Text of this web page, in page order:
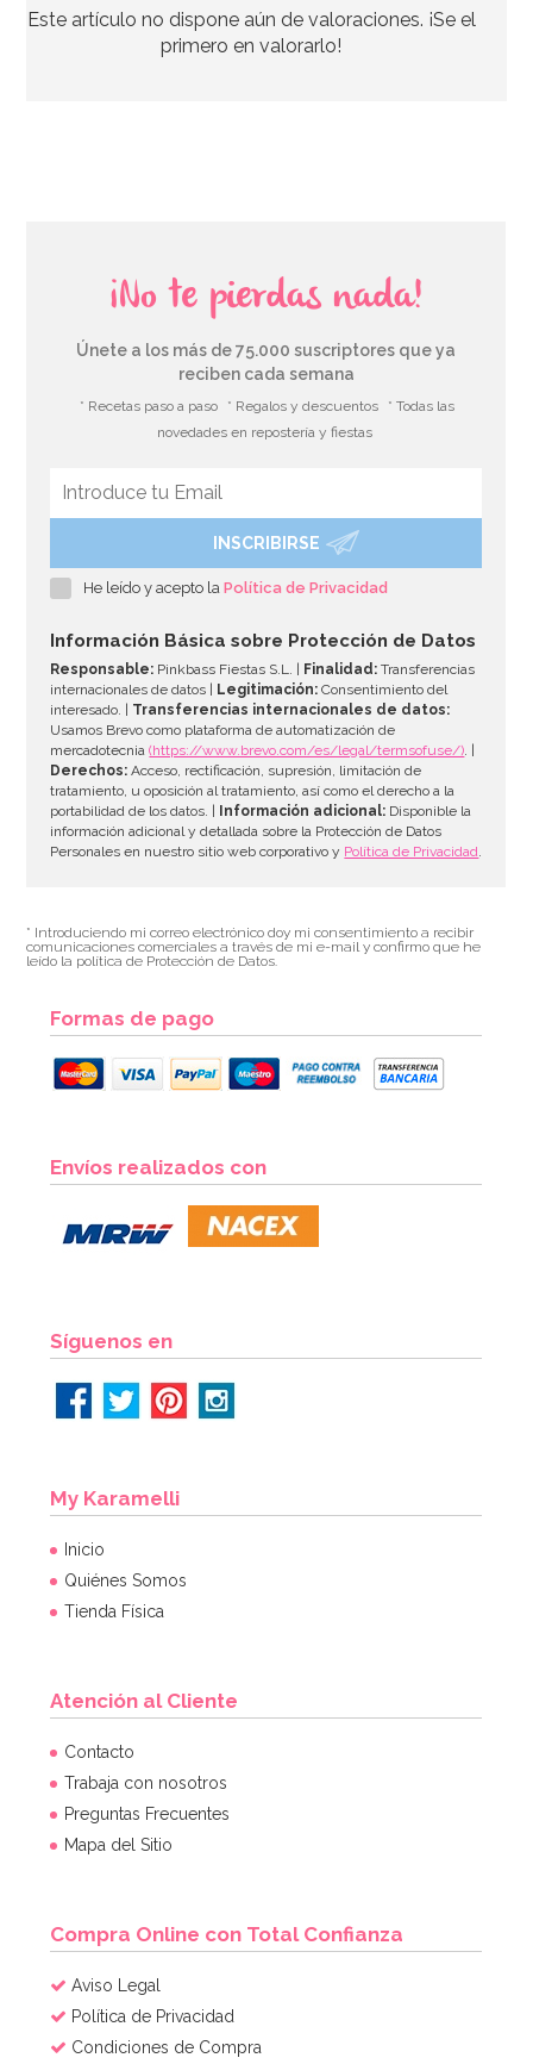
32,95€ 27,01€
Juego de 20 Servilletas Soy Luna
AÑADIR
8,95€
Molde Dora la Exploradora
AÑADIR
Este artículo no dispone aún de valoraciones. ¡Se el
primero en valorarlo!
¡No te pierdas nada!
Únete a los más de 75.000 suscriptores que ya
reciben cada semana
* Recetas paso a paso * Regalos y descuentos
* Todas las
novedades en repostería y fiestas
INSCRIBIRSE
He leído y acepto laPolítica de Privacidad
Información Básica sobre Protección de Datos
Responsable: Pinkbass Fiestas S.L. | Finalidad: Transferencias
internacionales de datos |
Legitimación: Consentimiento del
interesado. | Transferencias internacionales de datos:
Usamos Brevo como plataforma de automatización de
mercadotecnia(https://www.brevo.com/es/legal/termsofuse/). |
Derechos: Acceso, rectificación, supresión, limitación de
tratamiento, u oposición al tratamiento, así como el derecho a la
portabilidad de los datos. |
Información adicional: Disponible la
información adicional y detallada sobre la Protección de Datos
Personales en nuestro sitio web corporativo y Política de Privacidad.
* Introduciendo mi correo electrónico doy mi consentimiento a recibir
comunicaciones comerciales a través de mi e-mail y confirmo que he
leído la política de Protección de Datos.
Formas de pago
Envíos realizados con
Síguenos en
My Karamelli
Inicio
Quiénes Somos
Tienda Física
Atención al Cliente
Contacto
Trabaja con nosotros
Preguntas Frecuentes
Mapa del Sitio
Compra Online con Total Confianza
Aviso Legal
Política de Privacidad
Condiciones de Compra